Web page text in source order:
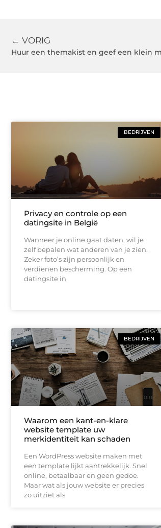
← VORIG
Huur een themakist en geef een klein
BEDRIJVEN
Privacy en controle op een
datingsite in België
Wanneer je online gaat daten, wil je
zelf bepalen wat anderen van je zien.
Zeker foto’s zijn persoonlijk en
verdienen bescherming. Op een
datingsite in
BEDRIJVEN
Waarom een kant-en-klare
website template uw
merkidentiteit kan schaden
Een WordPress website maken met
een template lijkt aantrekkelijk. Snel
online, betaalbaar en geen gedoe.
Maar wat als jouw website er precies
zo uitziet als